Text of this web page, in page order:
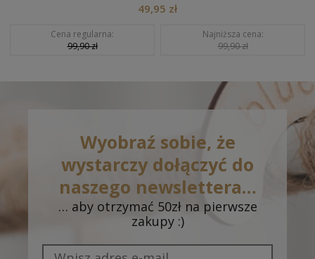
49,95 zł
Cena regularna:
99,90 zł
Najniższa cena:
99,90 zł
Wyobraź sobie, że
wystarczy dołączyć do
naszego newslettera…
… aby otrzymać 50zł na pierwsze
zakupy :)